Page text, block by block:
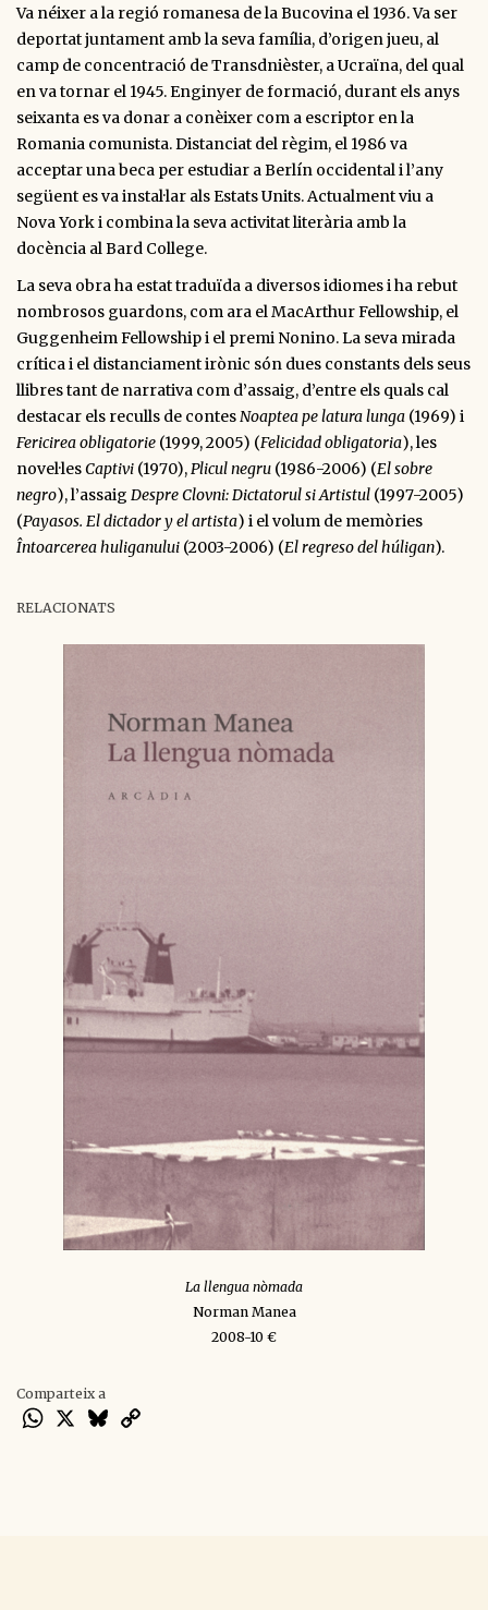
Va néixer a la regió romanesa de la Bucovina el 1936. Va ser
deportat juntament amb la seva família, d’origen jueu, al
camp de concentració de Transdnièster, a Ucraïna, del qual
en va tornar el 1945. Enginyer de formació, durant els anys
seixanta es va donar a conèixer com a escriptor en la
Romania comunista. Distanciat del règim, el 1986 va
acceptar una beca per estudiar a Berlín occidental i l’any
següent es va instal·lar als Estats Units. Actualment viu a
Nova York i combina la seva activitat literària amb la
docència al Bard College.
La seva obra ha estat traduïda a diversos idiomes i ha rebut
nombrosos guardons, com ara el MacArthur Fellowship, el
Guggenheim Fellowship i el premi Nonino. La seva mirada
crítica i el distanciament irònic són dues constants dels seus
llibres tant de narrativa com d’assaig, d’entre els quals cal
destacar els reculls de contesNoaptea pe latura lunga (1969) i
Fericirea obligatorie (1999, 2005) (Felicidad obligatoria), les
novel·lesCaptivi (1970),Plicul negru (1986-2006) (El sobre
negro), l’assaig Despre Clovni: Dictatorul si Artistul (1997-2005)
(Payasos. El dictador y el artista) i el volum de memòries
Întoarcerea huliganului (2003-2006) (El regreso del húligan).
RELACIONATS
La llengua nòmada
Norman Manea
2008-10 €
Comparteix a
WhatsApp
X Bluesky